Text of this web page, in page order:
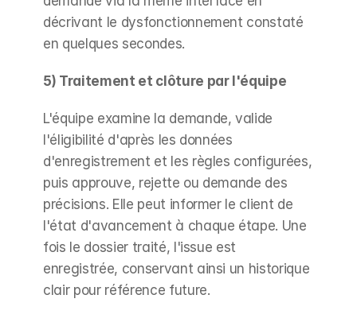
décrivant le dysfonctionnement constaté
en quelques secondes.
5) Traitement et clôture par l'équipe
L'équipe examine la demande, valide
l'éligibilité d'après les données
d'enregistrement et les règles configurées,
puis approuve, rejette ou demande des
précisions. Elle peut informer le client de
l'état d'avancement à chaque étape. Une
fois le dossier traité, l'issue est
enregistrée, conservant ainsi un historique
clair pour référence future.